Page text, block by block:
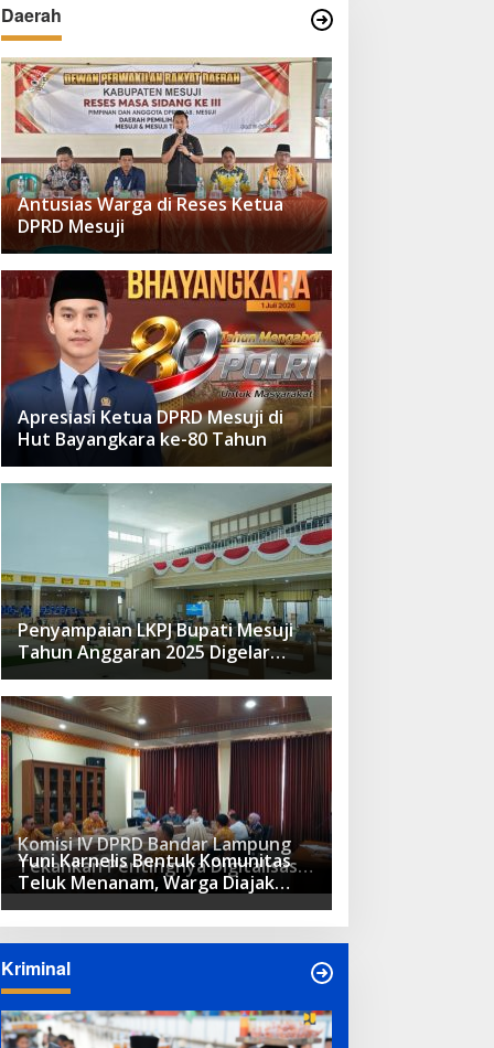
Daerah
Antusias Warga di Reses Ketua
DPRD Mesuji
Apresiasi Ketua DPRD Mesuji di
Hut Bayangkara ke-80 Tahun
Penyampaian LKPJ Bupati Mesuji
Tahun Anggaran 2025 Digelar
dalam Rapat Paripurna DPRD
Komisi IV DPRD Bandar Lampung
Tekankan Pentingnya Digitalisasi
Sekolah Dasar
Yuni Karnelis Bentuk Komunitas
Teluk Menanam, Warga Diajak
Hidupkan Budaya Tanam
Kriminal